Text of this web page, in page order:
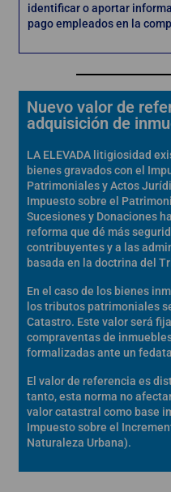
identificar o aportar
pago empleados en la
Nuevo valor de
adquisición de
LA ELEVADA litigiosidad
bienes gravados con el
Patrimoniales y Actos
Impuesto sobre el
Sucesiones y Donaciones
reforma que dé más
contribuyentes y a las
basada en la doctrina del
En el caso de los bienes
los tributos patrimoniales
Catastro. Este valor será
compraventas de
formalizadas ante un
El valor de referencia es
tanto, esta norma no
valor catastral como base
Impuesto sobre el
Naturaleza Urbana).